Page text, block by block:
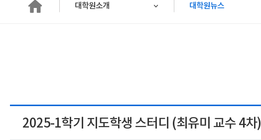
HOME 대학원소개 대학원뉴스
2025-1학기 지도학생 스터디 (최유미 교수 4차)